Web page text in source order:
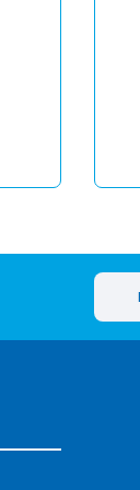
Gönder